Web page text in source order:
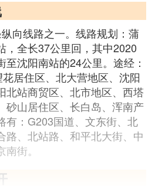
向线路之一。线路规划：蒲
，全长37公里回，其中2020
沈阳南站的24公里。途经：
居住区、北大营地区、沈阳
北站商贸区、北市地区、西塔
砂山居住区、长白岛、浑南产
有：G203国道、文东街、北
路、北站路、和平北大街、中
街。